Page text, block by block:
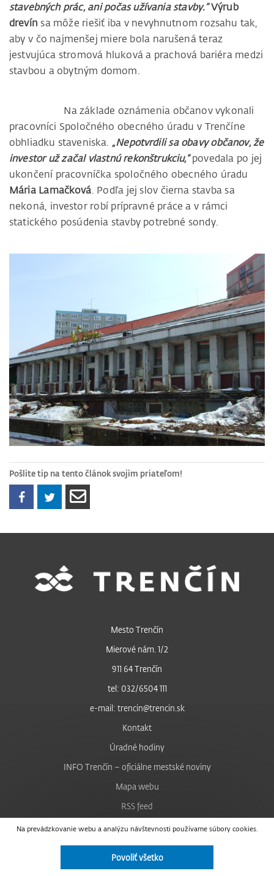
stavebných prác, ani počas užívania stavby.“ Výrub
drevínsa môže riešiť iba v nevyhnutnom rozsahu tak,
aby v čo najmenšej miere bola narušená teraz
jestvujúca stromová hluková a prachová bariéra medzi
stavbou a obytným domom.
Na základe oznámenia občanov vykonali
pracovníci Spoločného obecného úradu v Trenčíne
obhliadku staveniska. „Nepotvrdili sa obavy občanov, že
investor už začal vlastnú rekonštrukciu,“povedala po jej
ukončení pracovníčka spoločného obecného úradu
Mária Lamačková. Podľa jej slov čierna stavba sa
nekoná, investor robí prípravné práce a v rámci
statického posúdenia stavby potrebné sondy.
Pošlite tip na tento článok svojim priateľom!
Na prevádzkovanie webu a analýzu návštevnosti používame súbory cookies.
Povoliť všetko
Mesto Trenčín
Mierové nám. 1/2
911 64 Trenčín
tel: 032/6504 111
e-mail: trencin@trencin.sk
Kontakt
Úradné hodiny
INFO Trenčín – oficiálne mestské noviny
Mapa webu
RSS feed
Nastavenie cookies
Facebook